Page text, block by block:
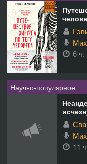
6 ч.
Научно-популярное
11